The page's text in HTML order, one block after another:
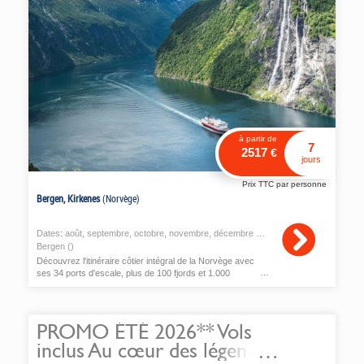
à partir de
2517€ 7
jours
Prix TTC par personne
Bergen, Kirkenes(Norvège)
Dates: août septembre octobre novembre décembre
Bergen ()
Découvrez l'itinéraire côtier intégral de la Norvège avec
ses 34 ports d'escale, plus de 100 fjords et 1.000
PROMO ÉTÉ 2026** Vols
inclus Au cœur des légendes